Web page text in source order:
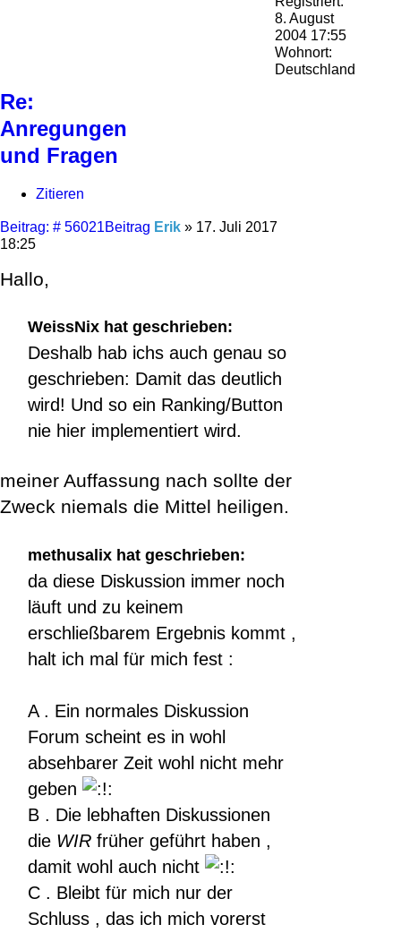
8. August
2004 17:55
Wohnort:
Deutschland
Re:
Anregungen
und Fragen
Zitieren
Beitrag: # 56021Beitrag Erik » 17. Juli 2017
18:25
Hallo,
WeissNix hat geschrieben:
Deshalb hab ichs auch genau so
geschrieben: Damit das deutlich
wird! Und so ein Ranking/Button
nie hier implementiert wird.
meiner Auffassung nach sollte der
Zweck niemals die Mittel heiligen.
methusalix hat geschrieben:
da diese Diskussion immer noch
läuft und zu keinem
erschließbarem Ergebnis kommt ,
halt ich mal für mich fest :
A . Ein normales Diskussion
Forum scheint es in wohl
absehbarer Zeit wohl nicht mehr
geben
B . Die lebhaften Diskussionen
die WIR früher geführt haben ,
damit wohl auch nicht
C . Bleibt für mich nur der
Schluss , das ich mich vorerst